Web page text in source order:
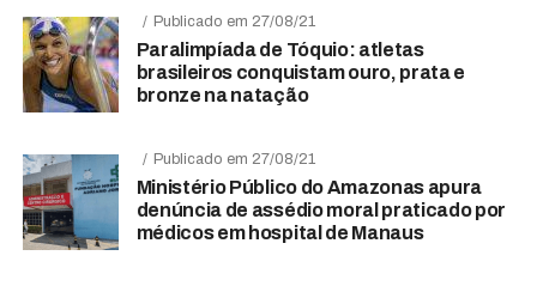
Publicado em 27/08/21
Paralimpíada de Tóquio: atletas
brasileiros conquistam ouro, prata e
bronze na natação
Publicado em 27/08/21
Ministério Público do Amazonas apura
denúncia de assédio moral praticado por
médicos em hospital de Manaus